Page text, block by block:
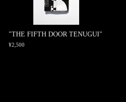
"THE FIFTH DOOR TENUGUI"
¥2,500